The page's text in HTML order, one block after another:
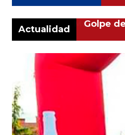
Actualidad Golpe